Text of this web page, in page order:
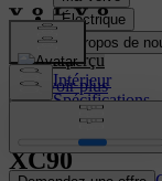
Aperçu
Intérieur
Spécifications
Caractéristiques
Profitez d'une offre
En savoir plus
XC90